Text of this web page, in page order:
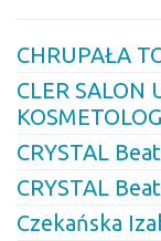
CHRUPAŁA
CLER SALON
CRYSTAL
CRYSTAL
Czekańska